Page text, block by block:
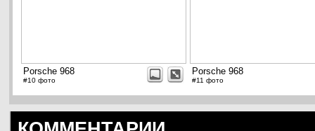
Porsche 968
#10 фото
Porsche 968
#11 фото